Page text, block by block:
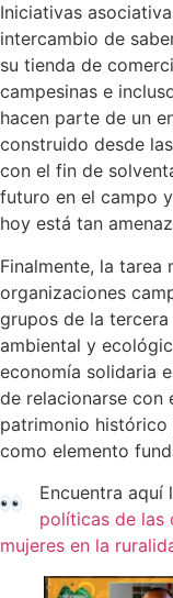
Iniciativas
intercambio de
su tienda de
campesinas e
hacen parte de un
construido desde
con el fin de
futuro en el campo
hoy está tan
Finalmente, la tarea
organizaciones
grupos de la
ambiental y
economía solidaria
de relacionarse con
patrimonio histórico
como elemento
Encuentra aquí
políticas de las
mujeres en la